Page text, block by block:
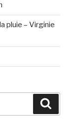
pluie – Virginie